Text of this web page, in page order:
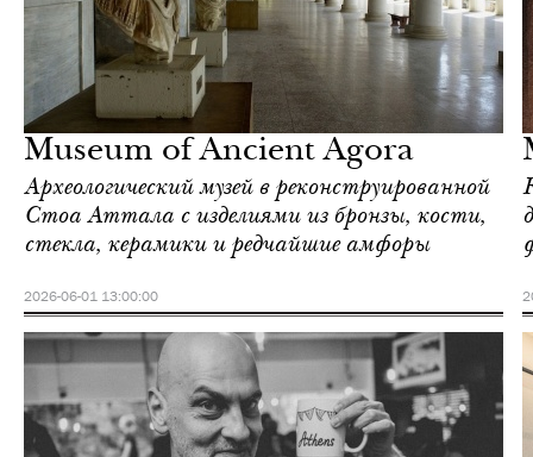
Museum of Ancient Agora
Археологический музей в реконструированной
Стоа Аттала с изделиями из бронзы, кости,
стекла, керамики и редчайшие амфоры
2026-06-01 13:00:00